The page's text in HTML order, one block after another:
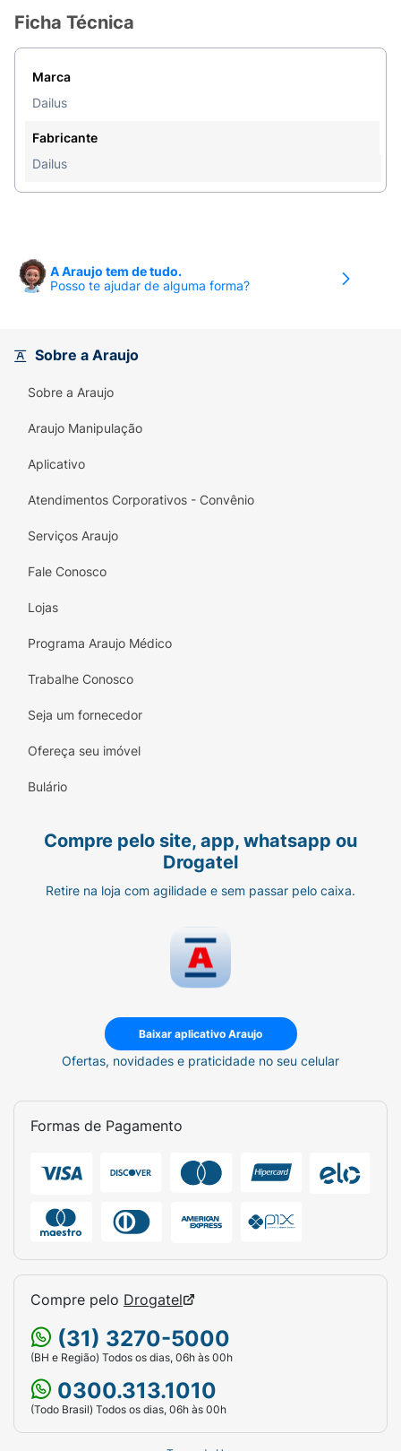
Ficha Técnica
Marca
Dailus
Fabricante
Dailus
A Araujo tem de tudo.
Posso te ajudar de alguma forma?
Sobre a Araujo
Sobre a Araujo
Araujo Manipulação
Aplicativo
Atendimentos Corporativos - Convênio
Serviços Araujo
Fale Conosco
Lojas
Programa Araujo Médico
Trabalhe Conosco
Seja um fornecedor
Ofereça seu imóvel
Bulário
Compre pelo site, app, whatsapp ou
Drogatel
Retire na loja com agilidade e sem passar pelo caixa.
Baixar aplicativo Araujo
Ofertas, novidades e praticidade no seu celular
Formas de Pagamento
Compre pelo Drogatel
(31) 3270-5000
(BH e Região) Todos os dias, 06h às 00h
0300.313.1010
(Todo Brasil) Todos os dias, 06h às 00h